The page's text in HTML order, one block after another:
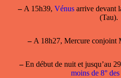
–A 15h39, Vénusarrive devant
(Tau).
–A 18h27, Mercure conjoint
–En début de nuit et jusqu’au
moins de 8°